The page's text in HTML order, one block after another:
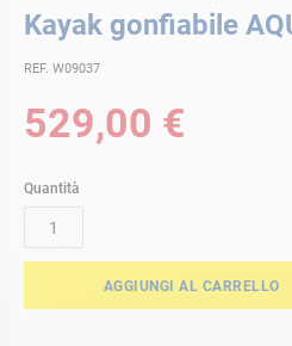
Kayak gonfiabile
REF. W09037
529,00 €
Quantità
AGGIUNGI AL CARRELLO
all'inizio
galleria
immagini